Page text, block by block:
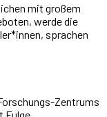
mit großem
werde die
sprachen
Zentrums